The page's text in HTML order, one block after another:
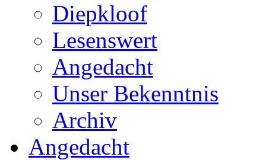
Diepkloof
Lesenswert
Angedacht
Unser Bekenntnis
Archiv
Angedacht